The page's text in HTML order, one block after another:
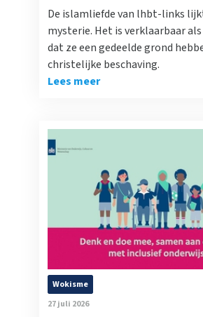
De islamliefde van lhbt-links
mysterie. Het is verklaarbaar
dat ze een gedeelde grond
christelijke beschaving.
Lees meer
Wokisme
27 juli 2026